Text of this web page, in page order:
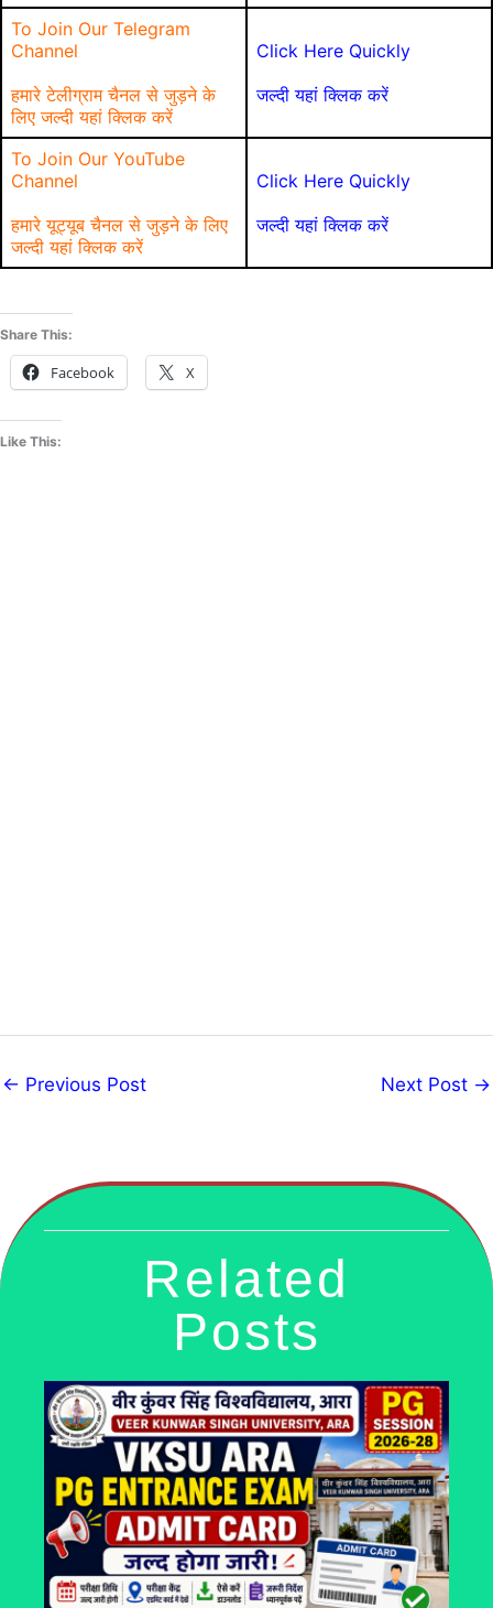
To Join Our Telegram
Channel
हमारे टेलीग्राम चैनल से जुड़ने के
लिए जल्दी यहां क्लिक करें
Click Here Quickly
जल्दी यहां क्लिक करें
To Join Our YouTube
Channel
हमारे यूट्यूब चैनल से जुड़ने के लिए
जल्दी यहां क्लिक करें
Click Here Quickly
जल्दी यहां क्लिक करें
Share This:
Facebook X
Like This:
← Previous Post Next Post →
Related
Posts